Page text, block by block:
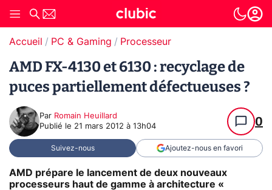
Accueil PC & Gaming Processeur
AMD FX-4130 et 6130 : recyclage de
puces partiellement défectueuses ?
Par Romain Heuillard
Publié le 21 mars 2012 à 13h04 0
Suivez-nous Ajoutez-nous en favori
AMD prépare le lancement de deux nouveaux
processeurs haut de gamme à architecture «